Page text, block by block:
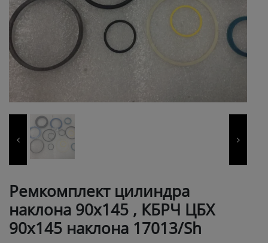
Ремкомплект цилиндра
наклона 90х145 , КБРЧ ЦБХ
90х145 наклона 17013/Sh